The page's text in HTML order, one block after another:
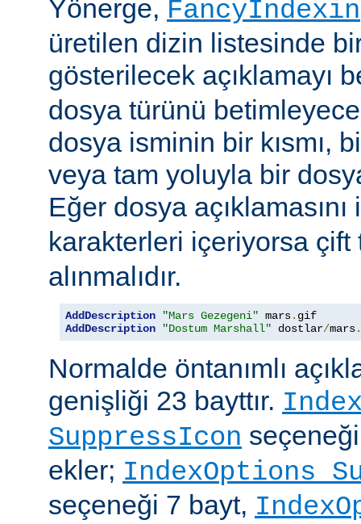
Yönerge,
üretilen dizin listesinde
gösterilecek açıklamayı
dosya türünü
dosya isminin bir kısmı,
veya tam yoluyla bir
Eğer dosya
karakterleri içeriyorsa çift
alınmalıdır.
AddDescription "Mars Gezegeni" mars. gif
AddDescription
"Dostum Marshall" dostlar/mars.
Normalde öntanımlı
genişliği 23 bayttır.
SuppressIcon
ekler; IndexOptions
seçeneği 7 bayt,